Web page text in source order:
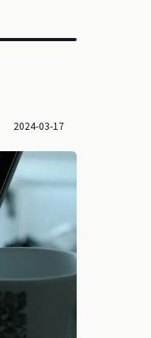
2024-03-17